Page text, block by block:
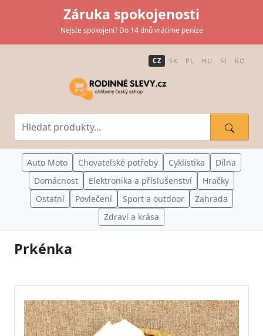
Záruka spokojenosti
Nejste spokojeni? Do 14 dnů vrátíme peníze
CZ SK PL HU SI RO
Auto Moto Chovatelské potřeby Cyklistika
Dílna
Domácnost
Elektronika a příslušenství
Hračky
Ostatní
Povlečení Sport a outdoor
Zahrada
Zdraví a krása
Prkénka